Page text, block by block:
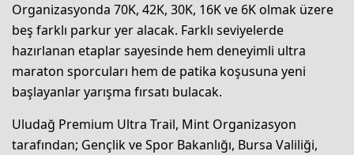
Organizasyonda 70K, 42K, 30K, 16K ve 6K olmak üzere
beş farklı parkur yer alacak. Farklı seviyelerde
hazırlanan etaplar sayesinde hem deneyimli ultra
maraton sporcuları hem de patika koşusuna yeni
başlayanlar yarışma fırsatı bulacak.
Uludağ Premium Ultra Trail, Mint Organizasyon
tarafından; Gençlik ve Spor Bakanlığı, Bursa Valiliği,